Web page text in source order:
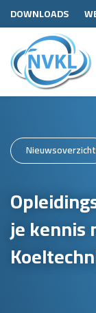
DOWNLOADS
Nieuwsoverzicht
je kennis